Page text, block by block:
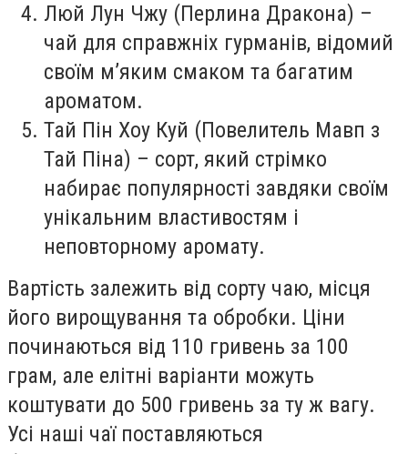
Люй Лун Чжу (Перлина Дракона) –
чай для справжніх гурманів, відомий
своїм м’яким смаком та багатим
ароматом.
Тай Пін Хоу Куй (Повелитель Мавп з
Тай Піна) – сорт, який стрімко
набирає популярності завдяки своїм
унікальним властивостям і
неповторному аромату.
Вартість залежить від сорту чаю, місця
його вирощування та обробки. Ціни
починаються від 110 гривень за 100
грам, але елітні варіанти можуть
коштувати до 500 гривень за ту ж вагу.
Усі наші чаї поставляються